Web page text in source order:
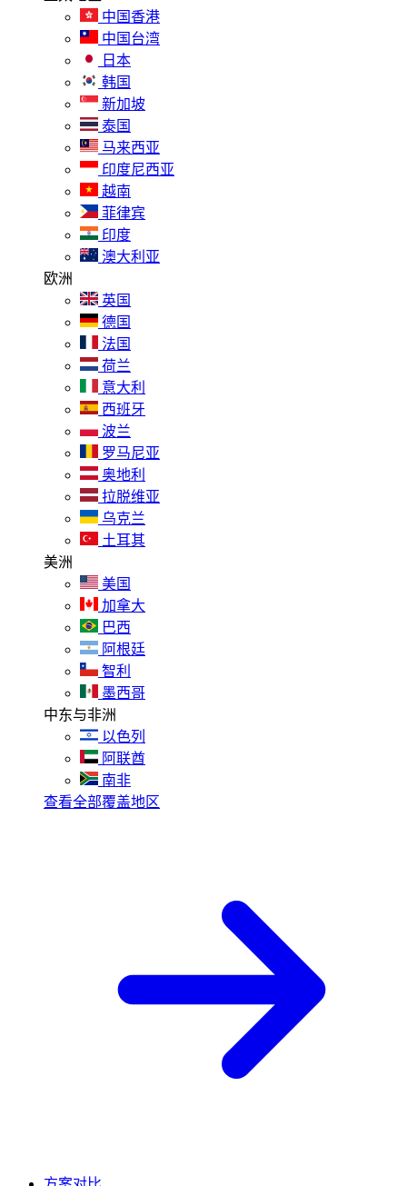
中国香港
中国台湾
日本
韩国
新加坡
泰国
马来西亚
印度尼西亚
越南
菲律宾
印度
澳大利亚
欧洲
英国
德国
法国
荷兰
意大利
西班牙
波兰
罗马尼亚
奥地利
拉脱维亚
乌克兰
土耳其
美洲
美国
加拿大
巴西
阿根廷
智利
墨西哥
中东与非洲
以色列
阿联酋
南非
查看全部覆盖地区